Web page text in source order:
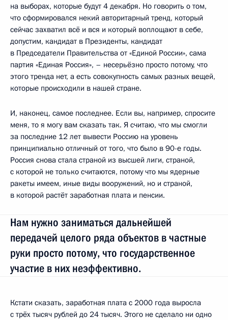
на выборах, которые будут 4 декабря. Но говорить о том,
что сформировался некий авторитарный тренд, который
сейчас захватил всё и вся и который воплощают в себе,
допустим, кандидат в Президенты, кандидат
в Председатели Правительства от «Единой России», сама
партия «Единая Россия», – несерьёзно просто потому, что
этого тренда нет, а есть совокупность самых разных вещей,
которые происходили в нашей стране.
И, наконец, самое последнее. Если вы, например, спросите
меня, то я могу вам сказать так. Я считаю, что мы смогли
за последние 12 лет вывести Россию на уровень
принципиально отличный от того, что было в 90-е годы.
Россия снова стала страной из высшей лиги, страной,
с которой не только считаются, потому что мы ядерные
ракеты имеем, иные виды вооружений, но и страной,
в которой растёт заработная плата и пенсии.
Нам нужно заниматься дальнейшей
передачей целого ряда объектов в частные
руки просто потому, что государственное
участие в них неэффективно.
Кстати сказать, заработная плата с 2000 года выросла
с трёх тысяч рублей до 24 тысяч. Этого не сделало ни одно